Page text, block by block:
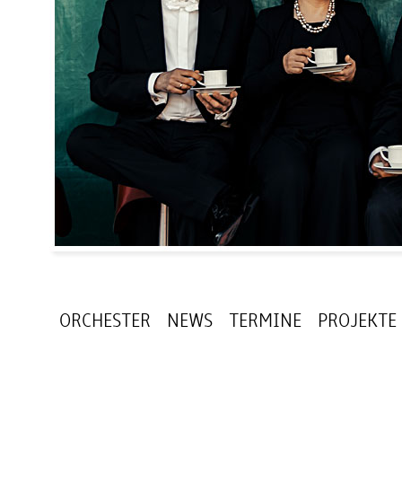
ORCHESTER NEWS TERMINE PROJEKTE